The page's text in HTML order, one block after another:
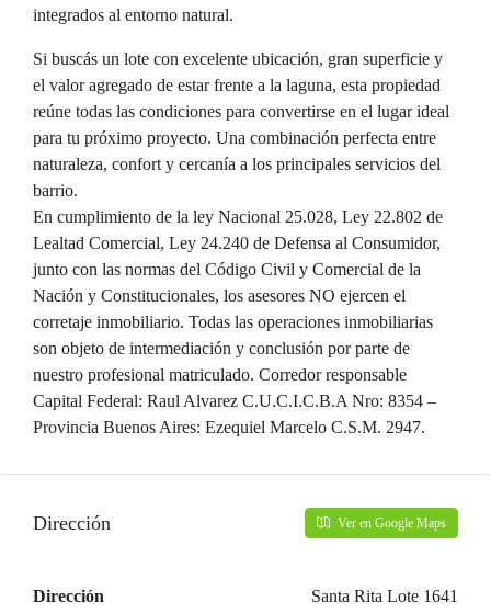
integrados al entorno natural.
Si buscás un lote con excelente ubicación, gran superficie y
el valor agregado de estar frente a la laguna, esta propiedad
reúne todas las condiciones para convertirse en el lugar ideal
para tu próximo proyecto. Una combinación perfecta entre
naturaleza, confort y cercanía a los principales servicios del
barrio.
En cumplimiento de la ley Nacional 25.028, Ley 22.802 de
Lealtad Comercial, Ley 24.240 de Defensa al Consumidor,
junto con las normas del Código Civil y Comercial de la
Nación y Constitucionales, los asesores NO ejercen el
corretaje inmobiliario. Todas las operaciones inmobiliarias
son objeto de intermediación y conclusión por parte de
nuestro profesional matriculado. Corredor responsable
Capital Federal: Raul Alvarez C.U.C.I.C.B.A Nro: 8354 –
Provincia Buenos Aires: Ezequiel Marcelo C.S.M. 2947.
Dirección Ver en Google Maps
Dirección Santa Rita Lote 1641